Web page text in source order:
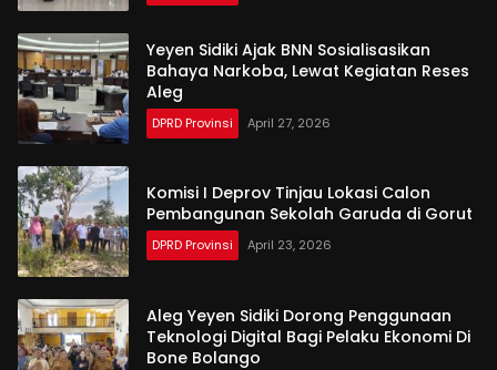
Yeyen Sidiki Ajak BNN Sosialisasikan
Bahaya Narkoba, Lewat Kegiatan Reses
Aleg
DPRD Provinsi April 27, 2026
Komisi I Deprov Tinjau Lokasi Calon
Pembangunan Sekolah Garuda di Gorut
DPRD Provinsi April 23, 2026
Aleg Yeyen Sidiki Dorong Penggunaan
Teknologi Digital Bagi Pelaku Ekonomi Di
Bone Bolango